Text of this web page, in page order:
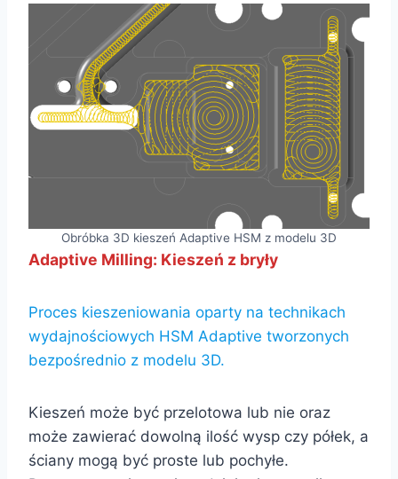
Obróbka 3D kieszeń Adaptive HSM z modelu 3D
Adaptive Milling: Kieszeń z bryły
Proces kieszeniowania oparty na technikach
wydajnościowych HSM Adaptive tworzonych
bezpośrednio z modelu 3D.
Kieszeń może być przelotowa lub nie oraz
może zawierać dowolną ilość wysp czy półek, a
ściany mogą być proste lub pochyłe.